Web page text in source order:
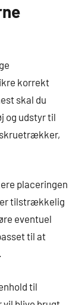
korrekt
skal du
og udstyr til
skruetrækker,
placeringen
er tilstrækkelig
eventuel
til at
til